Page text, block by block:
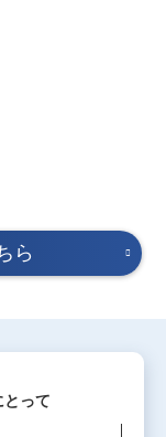
ら
とって